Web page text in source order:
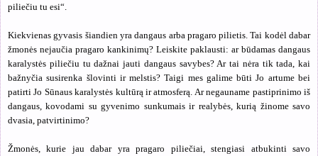
piliečiu tu esi“.
Kiekvienas gyvasis šiandien yra dangaus arba pragaro pilietis. Tai kodėl dabar
žmonės nejaučia pragaro kankinimų? Leiskite paklausti: ar būdamas dangaus
karalystės piliečiu tu dažnai jauti dangaus savybes? Ar tai nėra tik tada, kai
bažnyčia susirenka šlovinti ir melstis? Taigi mes galime būti Jo artume bei
patirti Jo Sūnaus karalystės kultūrą ir atmosferą. Ar negauname pastiprinimo iš
dangaus, kovodami su gyvenimo sunkumais ir realybės, kurią žinome savo
dvasia, patvirtinimo?
Žmonės, kurie jau dabar yra pragaro piliečiai, stengiasi atbukinti savo